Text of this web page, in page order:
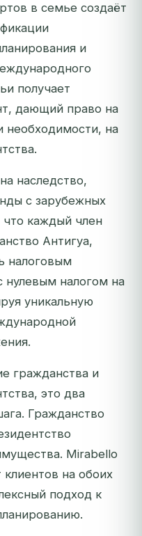
в семье создаёт
и
получает
дающий право на
необходимости, на
наследство,
с зарубежных
что каждый член
Антигуа,
налоговым
налогом на
уникальную
гражданства и
это два
Гражданство
Mirabello
на обоих
подход к